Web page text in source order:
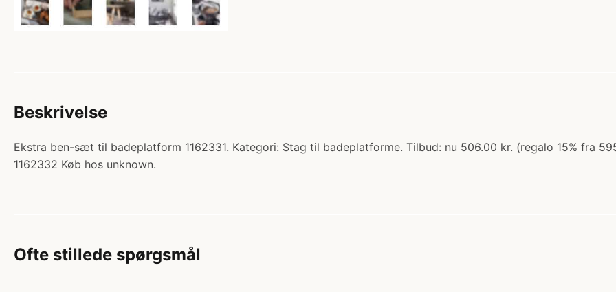
Beskrivelse
Ekstra ben-sæt til badeplatform 1162331. Kategori: Stag til badeplatforme. Tilbud: nu 506.00 kr. (regalo 15% fra
1162332 Køb hos unknown.
Ofte stillede spørgsmål